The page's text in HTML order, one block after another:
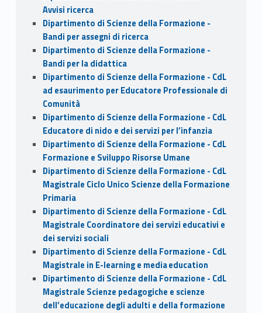
Avvisi ricerca
Dipartimento di Scienze della Formazione -
Bandi per assegni di ricerca
Dipartimento di Scienze della Formazione -
Bandi per la didattica
Dipartimento di Scienze della Formazione - CdL
ad esaurimento per Educatore Professionale di
Comunità
Dipartimento di Scienze della Formazione - CdL
Educatore di nido e dei servizi per l’infanzia
Dipartimento di Scienze della Formazione - CdL
Formazione e Sviluppo Risorse Umane
Dipartimento di Scienze della Formazione - CdL
Magistrale Ciclo Unico Scienze della Formazione
Primaria
Dipartimento di Scienze della Formazione - CdL
Magistrale Coordinatore dei servizi educativi e
dei servizi sociali
Dipartimento di Scienze della Formazione - CdL
Magistrale in E-learning e media education
Dipartimento di Scienze della Formazione - CdL
Magistrale Scienze pedagogiche e scienze
dell’educazione degli adulti e della formazione